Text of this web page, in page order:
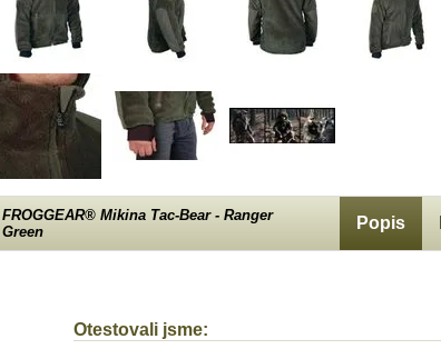
FROGGEAR® Mikina Tac-Bear - Ranger
Green
Popis
Otestovali jsme: